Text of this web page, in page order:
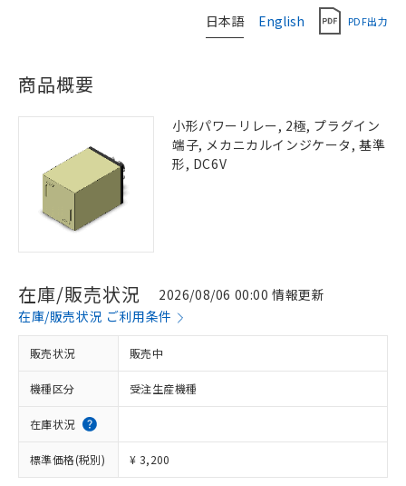
日本語 English PDF出力
商品概要
小形パワーリレー, 2極, プラグイン
端子, メカニカルインジケータ, 基準
形, DC6V
在庫/販売状況
2026/08/06 00:00 情報更新
在庫/販売状況 ご利用条件
販売状況 販売中
機種区分 受注生産機種
在庫状況
標準価格(税別) ¥ 3,200